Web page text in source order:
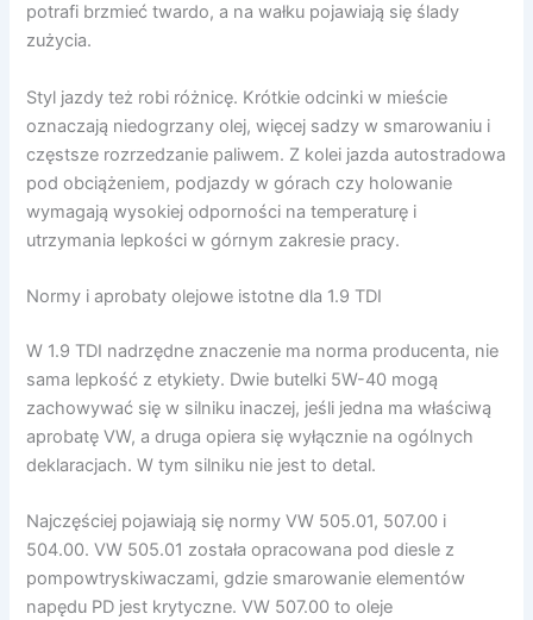
potrafi brzmieć twardo, a na wałku pojawiają się ślady
zużycia.
Styl jazdy też robi różnicę. Krótkie odcinki w mieście
oznaczają niedogrzany olej, więcej sadzy w smarowaniu i
częstsze rozrzedzanie paliwem. Z kolei jazda autostradowa
pod obciążeniem, podjazdy w górach czy holowanie
wymagają wysokiej odporności na temperaturę i
utrzymania lepkości w górnym zakresie pracy.
Normy i aprobaty olejowe istotne dla 1.9 TDI
W 1.9 TDI nadrzędne znaczenie ma norma producenta, nie
sama lepkość z etykiety. Dwie butelki 5W-40 mogą
zachowywać się w silniku inaczej, jeśli jedna ma właściwą
aprobatę VW, a druga opiera się wyłącznie na ogólnych
deklaracjach. W tym silniku nie jest to detal.
Najczęściej pojawiają się normy VW 505.01, 507.00 i
504.00. VW 505.01 została opracowana pod diesle z
pompowtryskiwaczami, gdzie smarowanie elementów
napędu PD jest krytyczne. VW 507.00 to oleje